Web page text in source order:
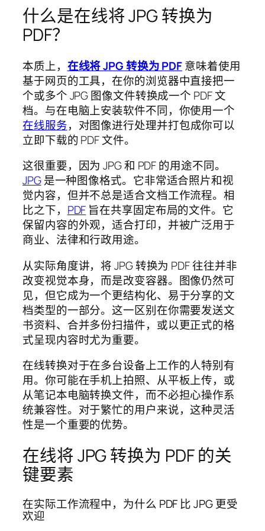
什么是在线将 JPG 转换为
PDF？
本质上， 在线将 JPG 转换为 PDF意味着使用
基于网页的工具，在你的浏览器中直接把一
个或多个 JPG 图像文件转换成一个 PDF 文
档。与在电脑上安装软件不同，你使用一个
在线服务，对图像进行处理并打包成你可以
立即下载的 PDF 文件。
这很重要，因为 JPG 和 PDF 的用途不同。
JPG是一种图像格式。它非常适合照片和视
觉内容，但并不总是适合文档工作流程。相
比之下， PDF 旨在共享固定布局的文件。它
保留内容的外观，适合打印，并被广泛用于
商业、法律和行政用途。
从实际角度讲，将 JPG 转换为 PDF 往往并非
改变视觉本身，而是改变容器。图像仍然可
见，但它成为一个更结构化、易于分享的文
档类型的一部分。这一区别在你需要发送文
书资料、合并多份扫描件，或以更正式的格
式呈现内容时尤为重要。
在线转换对于在多台设备上工作的人特别有
用。你可能在手机上拍照、从平板上传，或
从笔记本电脑转换文件，而不必担心操作系
统兼容性。对于繁忙的用户来说，这种灵活
性是一个重要的优势。
在线将 JPG 转换为 PDF 的关
键要素
在实际工作流程中，为什么 PDF 比 JPG 更受
欢迎